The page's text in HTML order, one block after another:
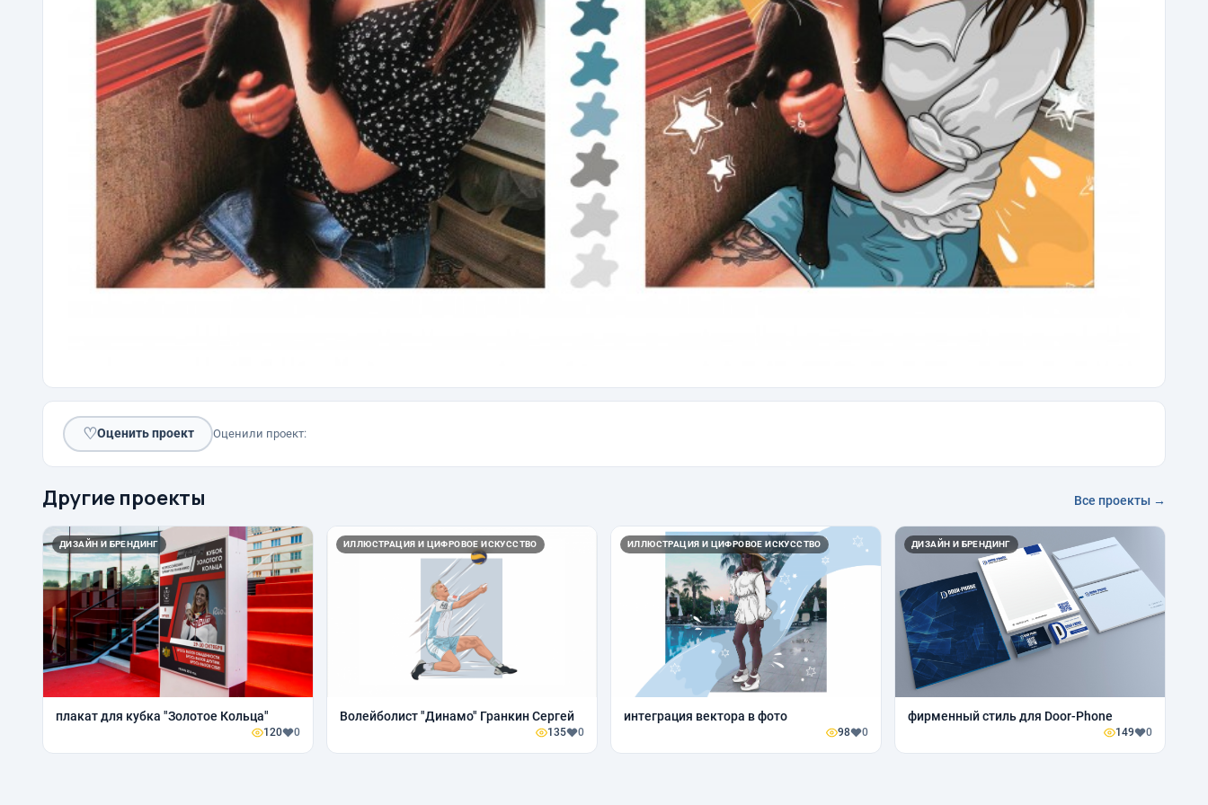
♡Оценить проект Оценили проект:
Другие проекты Все проекты →
ДИЗАЙН И БРЕНДИНГ
плакат для кубка "Золотое Кольца"
120 0
ИЛЛЮСТРАЦИЯ И ЦИФРОВОЕ ИСКУССТВО
Волейболист "Динамо" Гранкин Сергей
135 0
ИЛЛЮСТРАЦИЯ И ЦИФРОВОЕ ИСКУССТВО
интеграция вектора в фото
98 0
ДИЗАЙН И БРЕНДИНГ
фирменный стиль для Door-Phone
149 0